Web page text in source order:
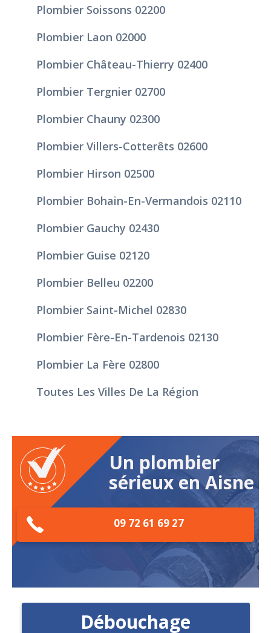
Plombier Soissons 02200
Plombier Laon 02000
Plombier Château-Thierry 02400
Plombier Tergnier 02700
Plombier Chauny 02300
Plombier Villers-Cotterêts 02600
Plombier Hirson 02500
Plombier Bohain-En-Vermandois 02110
Plombier Gauchy 02430
Plombier Guise 02120
Plombier Belleu 02200
Plombier Saint-Michel 02830
Plombier Fère-En-Tardenois 02130
Plombier La Fère 02800
Toutes Les Villes De La Région
Un plombier
sérieux en Aisne
09 72 61 69 27
Débouchage